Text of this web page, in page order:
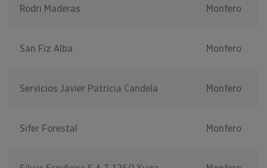
Rodri Maderas Monfero
San Fiz Alba Monfero
Servicios Javier Patricia Candela Monfero
Sifer Forestal Monfero